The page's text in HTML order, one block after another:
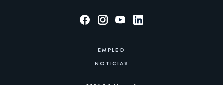
EMPLEO
NOTICIAS